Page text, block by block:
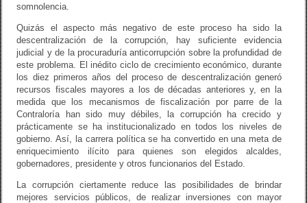
somnolencia.
Quizás el aspecto más negativo de este proceso ha sido la
descentralización de la corrupción, hay suficiente evidencia
judicial y de la procuraduría anticorrupción sobre la profundidad de
este problema. El inédito ciclo de crecimiento económico, durante
los diez primeros años del proceso de descentralización generó
recursos fiscales mayores a los de décadas anteriores y, en la
medida que los mecanismos de fiscalización por parre de la
Contraloría han sido muy débiles, la corrupción ha crecido y
prácticamente se ha institucionalizado en todos los niveles de
gobierno. Así, la carrera política se ha convertido en una meta de
enriquecimiento ilícito para quienes son elegidos alcaldes,
gobernadores, presidente y otros funcionarios del Estado.
La corrupción ciertamente reduce las posibilidades de brindar
mejores servicios públicos, de realizar inversiones con mayor